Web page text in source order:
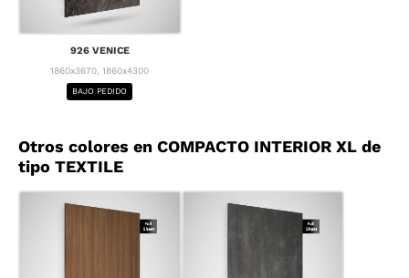
926 VENICE
1860x3670, 1860x4300
BAJO PEDIDO
Otros colores en COMPACTO INTERIOR XL de
tipo TEXTILE